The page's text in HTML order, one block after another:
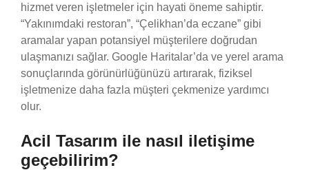
hizmet veren işletmeler için hayati öneme sahiptir.
“Yakınımdaki restoran”, “Çelikhan’da eczane” gibi
aramalar yapan potansiyel müşterilere doğrudan
ulaşmanızı sağlar. Google Haritalar’da ve yerel arama
sonuçlarında görünürlüğünüzü artırarak, fiziksel
işletmenize daha fazla müşteri çekmenize yardımcı
olur.
Acil Tasarım ile nasıl iletişime
geçebilirim?